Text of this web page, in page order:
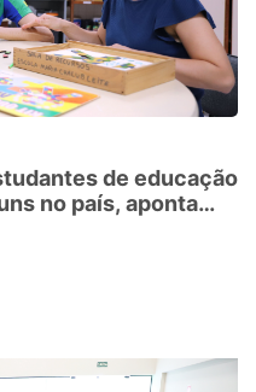
de educação
no país, aponta